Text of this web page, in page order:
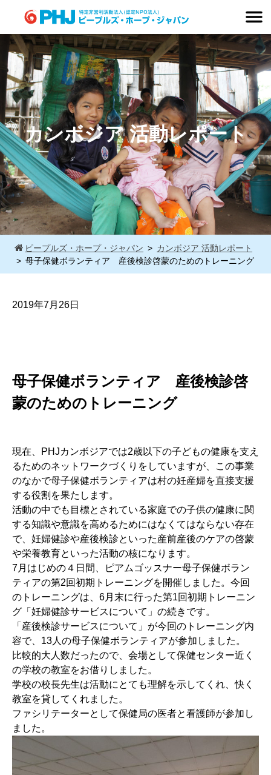
content
カンボジア 活動レポート
ピープルズ・ホープ・ジャパン
カンボジア 活動レポート
母子保健ボランティア 産後検診啓蒙のためのトレーニング
2019年7月26日
母子保健ボランティア 産後検診啓
蒙のためのトレーニング
現在、PHJカンボジアでは2歳以下の子どもの健康を支え
るためのネットワークづくりをしていますが、この事業
のなかで母子保健ボランティアは村の妊産婦を直接支援
する役割を果たします。
活動の中でも目標とされている家庭での子供の健康に関
する知識や意識を高めるためにはなくてはならない存在
で、妊婦健診や産後検診といった産前産後のケアの啓蒙
や栄養教育といった活動の核になります。
7月はじめの４日間、ピアムゴッスナー母子保健ボラン
ティアの第2回初期トレーニングを開催しました。今回
のトレーニングは、6月末に行った第1回初期トレーニン
グ「妊婦健診サービスについて」の続きです。
「産後検診サービスについて」が今回のトレーニング内
容で、13人の母子保健ボランティアが参加しました。
比較的大人数だったので、会場として保健センター近く
の学校の教室をお借りしました。
学校の校長先生は活動にとても理解を示してくれ、快く
教室を貸してくれました。
ファシリテーターとして保健局の医者と看護師が参加し
ました。